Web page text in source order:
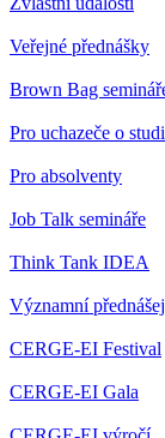
Veřejné přednášky
Brown Bag
Pro uchazeče o
Pro absolventy
Job Talk semináře
Think Tank IDEA
Významní
CERGE-EI Festival
CERGE-EI Gala